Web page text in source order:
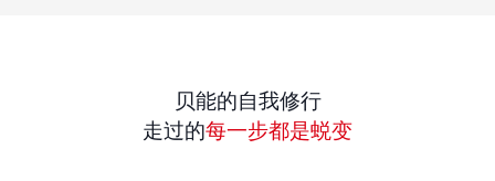
贝能的自我修行
走过的每一步都是蜕变